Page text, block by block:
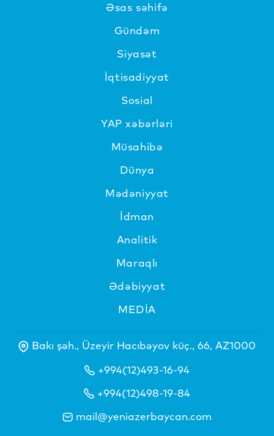
Əsas səhifə
Gündəm
Siyasət
İqtisadiyyat
Sosial
YAP xəbərləri
Müsahibə
Dünya
Mədəniyyat
İdman
Analitik
Maraqlı
Ədəbiyyat
MEDİA
Bakı şəh., Üzeyir Hacıbəyov küç., 66, AZ1000
+994(12)493-16-94
+994(12)498-19-84
mail@yeniazerbaycan.com